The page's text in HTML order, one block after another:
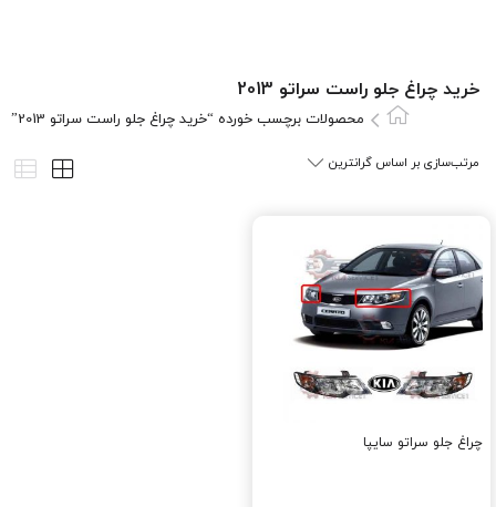
خرید چراغ جلو راست سراتو 2013
محصولات برچسب خورده “خرید چراغ جلو راست سراتو 2013”
چراغ جلو سراتو سایپا